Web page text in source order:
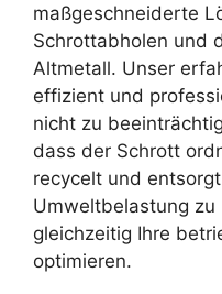
maßgeschneiderte
Schrottabholen und
Altmetall. Unser
effizient und
nicht zu
dass der Schrott
recycelt und
Umweltbelastung zu
gleichzeitig Ihre
optimieren.